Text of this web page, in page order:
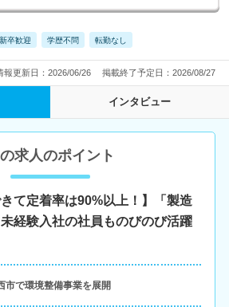
卒歓迎 学歴不問 転勤なし
報更新日：2026/06/26 掲載終了予定日：2026/08/27
インタビュー
求人のポイント
きて定着率は90%以上！】「製造
経験入社の社員ものびのび活躍
市で環境整備事業を展開